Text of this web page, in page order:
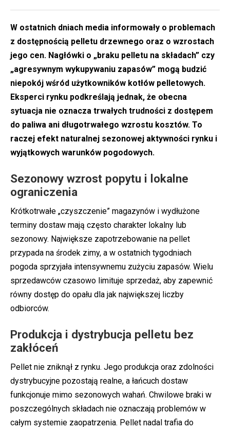
W ostatnich dniach media informowały o problemach
z dostępnością pelletu drzewnego oraz o wzrostach
jego cen. Nagłówki o „braku pelletu na składach” czy
„agresywnym wykupywaniu zapasów” mogą budzić
niepokój wśród użytkowników kotłów pelletowych.
Eksperci rynku podkreślają jednak, że obecna
sytuacja nie oznacza trwałych trudności z dostępem
do paliwa ani długotrwałego wzrostu kosztów. To
raczej efekt naturalnej sezonowej aktywności rynku i
wyjątkowych warunków pogodowych.
Sezonowy wzrost popytu i lokalne
ograniczenia
Krótkotrwałe „czyszczenie” magazynów i wydłużone
terminy dostaw mają często charakter lokalny lub
sezonowy. Największe zapotrzebowanie na pellet
przypada na środek zimy, a w ostatnich tygodniach
pogoda sprzyjała intensywnemu zużyciu zapasów. Wielu
sprzedawców czasowo limituje sprzedaż, aby zapewnić
równy dostęp do opału dla jak największej liczby
odbiorców.
Produkcja i dystrybucja pelletu bez
zakłóceń
Pellet nie zniknął z rynku. Jego produkcja oraz zdolności
dystrybucyjne pozostają realne, a łańcuch dostaw
funkcjonuje mimo sezonowych wahań. Chwilowe braki w
poszczególnych składach nie oznaczają problemów w
całym systemie zaopatrzenia. Pellet nadal trafia do